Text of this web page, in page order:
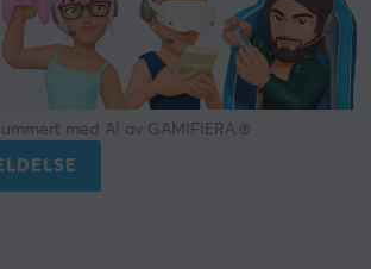
med AI av GAMIFIERA.®